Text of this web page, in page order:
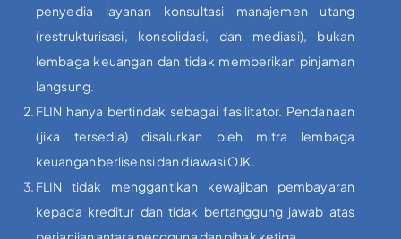
penyedia layanan konsultasi manajemen utang
(restrukturisasi, konsolidasi, dan mediasi), bukan
lembaga keuangan dan tidak memberikan pinjaman
langsung.
FLIN hanya bertindak sebagai fasilitator. Pendanaan
(jika tersedia) disalurkan oleh mitra lembaga
keuangan berlisensi dan diawasi OJK.
FLIN tidak menggantikan kewajiban pembayaran
kepada kreditur dan tidak bertanggung jawab atas